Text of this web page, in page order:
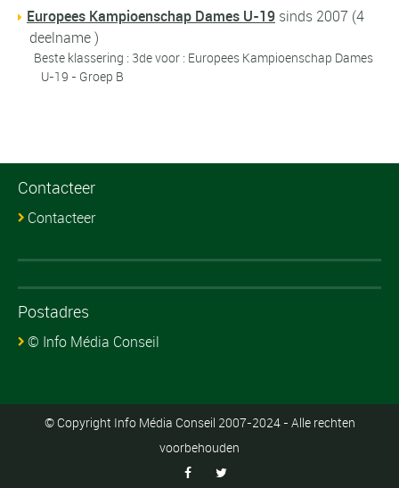
Europees Kampioenschap Dames U-19 sinds 2007 (4
deelname )
Beste klassering : 3de voor : Europees Kampioenschap Dames
U-19 - Groep B
Contacteer
Contacteer
Postadres
© Info Média Conseil
© Copyright Info Média Conseil 2007-2024 - Alle rechten
voorbehouden
 